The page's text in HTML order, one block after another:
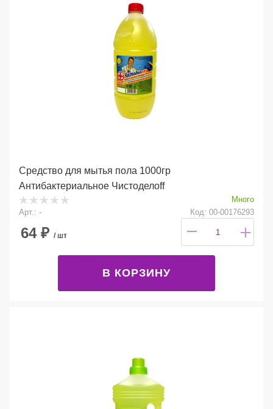
Средство для мытья пола 1000гр
Антибактериальное Чистоделоff
Много
Арт.: -
Код: 00-00176293
64₽ / шт
В КОРЗИНУ